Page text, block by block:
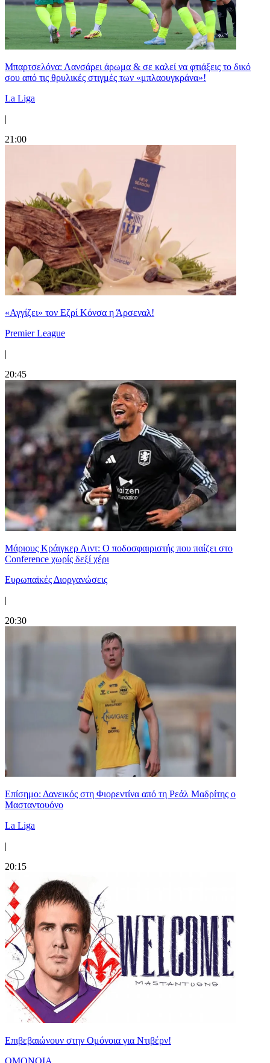
Μπαρτσελόνα: Λανσάρει άρωμα & σε καλεί να φτιάξεις το δικό
σου από τις θρυλικές στιγμές των «μπλαουγκράνα»!
La Liga
|
21:00
«Αγγίζει» τον Εζρί Κόνσα η Άρσεναλ!
Premier League
|
20:45
Μάριους Κράιγκερ Λιντ: Ο ποδοσφαιριστής που παίζει στο
Conference χωρίς δεξί χέρι
Ευρωπαϊκές Διοργανώσεις
|
20:30
Επίσημο: Δανεικός στη Φιορεντίνα από τη Ρεάλ Μαδρίτης ο
Μασταντουόνο
La Liga
|
20:15
Επιβεβαιώνουν στην Ομόνοια για Ντιβέρν!
ΟΜΟΝΟΙΑ